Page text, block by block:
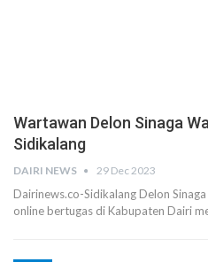
Wartawan Delon Sinaga
Sidikalang
DAIRI NEWS 29 Dec 2023
Dairinews.co-Sidikalang Delon
online bertugas di Kabupaten Dairi